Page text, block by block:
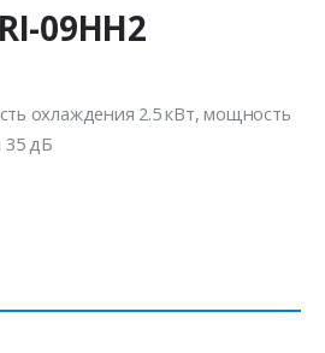
09HH2
охлаждения 2.5 кВт, мощность
35 дБ